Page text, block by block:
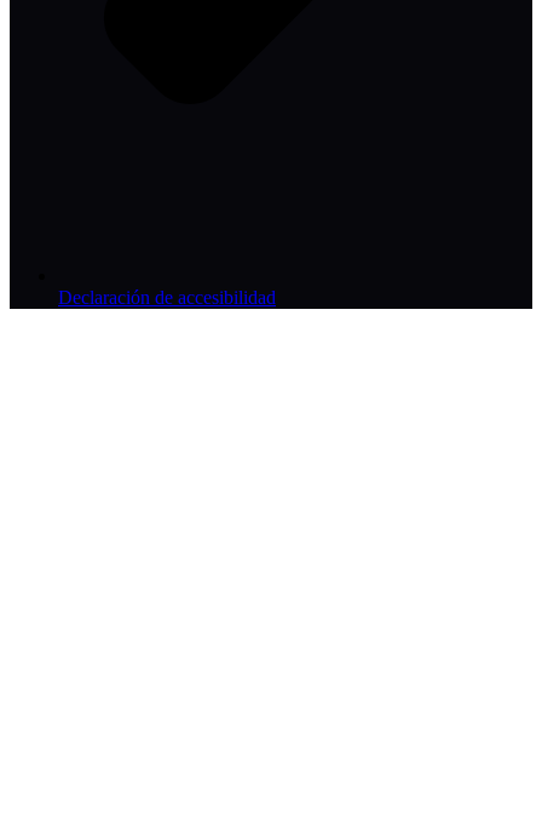
Declaración de accesibilidad